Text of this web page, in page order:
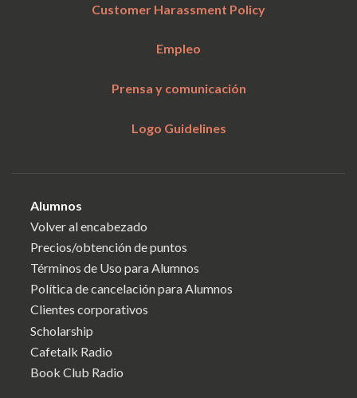
Customer Harassment Policy
Empleo
Prensa y comunicación
Logo Guidelines
Alumnos
Volver al encabezado
Precios/obtención de puntos
Términos de Uso para Alumnos
Política de cancelación para Alumnos
Clientes corporativos
Scholarship
Cafetalk Radio
Book Club Radio